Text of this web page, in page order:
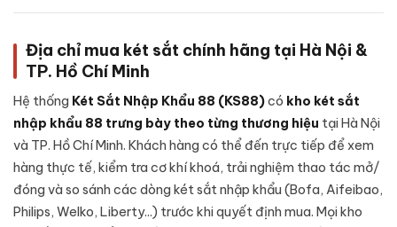
khí chính xác và vật liệu chất lượng cao:
Khung thép cường lực:
nguyên khối, đảm bảo khả năng chống đập phá và khoan
đục cao.
Cánh cửa đúc đặc: Cánh được đúc liền khối, có rãnh
chống cạy, đệm chống khói - duy trì khả năng kín khít
trong điều kiện nhiệt độ cao.
Lớp lõi chống cháy:Bên trong vỏ ngoài là lớp bê-tông
Địa chỉ mua két sắt chính hãng tại Hà Nội &
TP. Hồ Chí Minh
Hệ thống Két Sắt Nhập Khẩu 88 (KS88)có kho két sắt
nhập khẩu 88 trưng bày theo từng thương hiệu tại Hà Nội
và TP. Hồ Chí Minh. Khách hàng có thể đến trực tiếp để xem
hàng thực tế, kiểm tra cơ khí khoá, trải nghiệm thao tác mở/
đóng và so sánh các dòng két sắt nhập khẩu (Bofa, Aifeibao,
Philips, Welko, Liberty...) trước khi quyết định mua. Mọi kho